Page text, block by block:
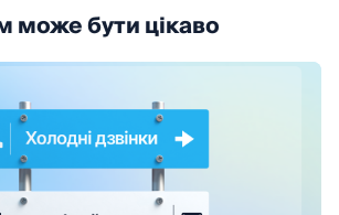
може бути цікаво